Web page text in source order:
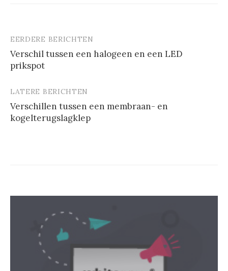
Berichtnavigatie
EERDERE BERICHTEN
Verschil tussen een halogeen en een LED
prikspot
LATERE BERICHTEN
Verschillen tussen een membraan- en
kogelterugslagklep